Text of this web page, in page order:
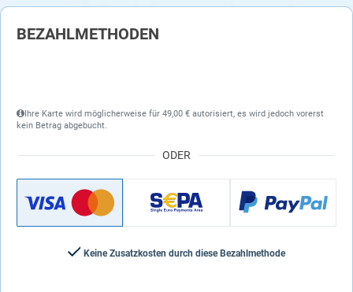
Ihre Karte wird möglicherweise für 49,00 € autorisiert, es wird jedoch vorerst
kein Betrag abgebucht.
ODER
BEZAHLMETHODEN
Keine Zusatzkosten durch diese Bezahlmethode